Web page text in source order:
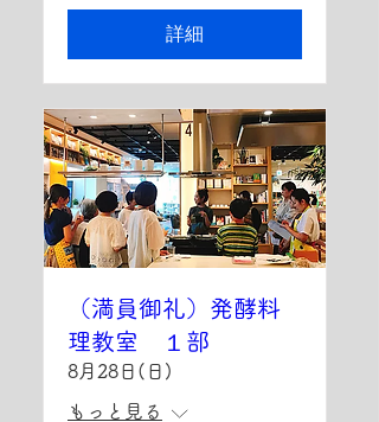
詳細
（満員御礼）発酵料
理教室 １部
8月28日(日)
もっと見る